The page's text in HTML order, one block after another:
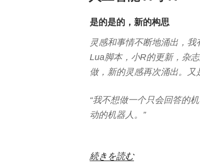
是的是的，新的构思
灵感和事情不断地涌出，
Lua脚本，小R的更新，杂
做，新的灵感再次涌出。
“我不想做一个只会回答的
动的机器人。”
“人
続きを読む